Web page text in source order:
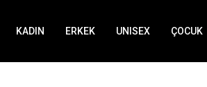
KADIN ERKEK UNISEX ÇOCUK